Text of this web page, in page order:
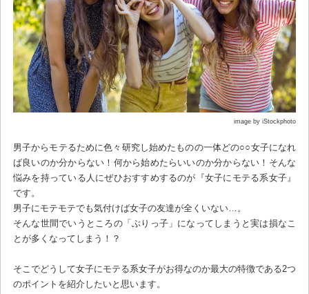
image by iStockphoto
男子からモテるために色々研究し始めたものの一体どの○○女子になれ
ば良いのか分からない！何から始めたらいいのか分からない！そんな
悩みを持っている人にぜひおすすめするのが『女子にモテる系女子』
です。
男子にモテモテでも気付けば女子の友達が全くいない…。
そんな世間でいうところの「ぶりっ子」になってしまうと実は損なこ
とが多くなってしまう！？
そこでどうして女子にモテる系女子がお得なのか最大の特徴である2つ
のポイントを紹介したいと思います。